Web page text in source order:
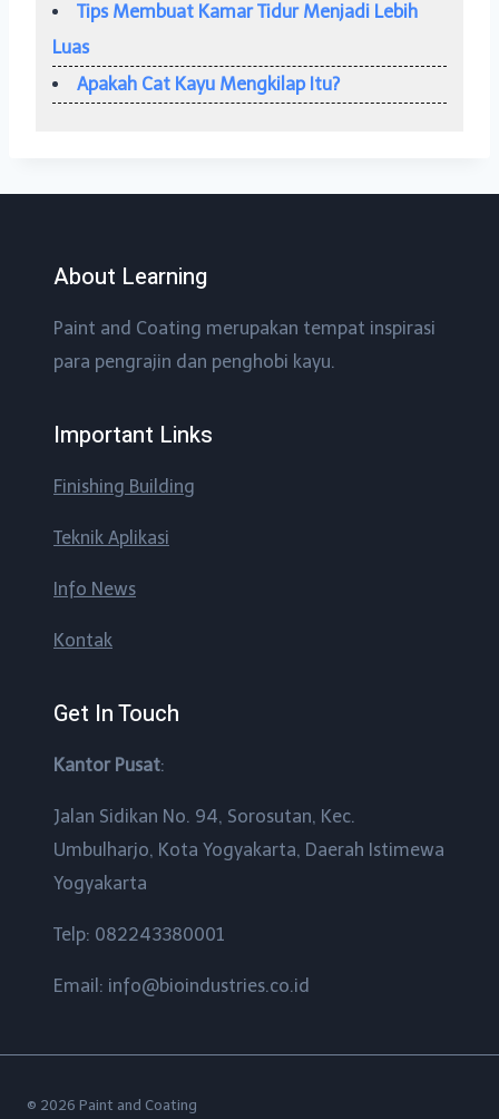
Tips Membuat Kamar Tidur Menjadi Lebih
Luas
Apakah Cat Kayu Mengkilap Itu?
About Learning
Paint and Coating merupakan tempat inspirasi
para pengrajin dan penghobi kayu.
Important Links
Finishing Building
Teknik Aplikasi
Info News
Kontak
Get In Touch
Kantor Pusat:
Jalan Sidikan No. 94, Sorosutan, Kec.
Umbulharjo, Kota Yogyakarta, Daerah Istimewa
Yogyakarta
Telp: 082243380001
Email: info@bioindustries.co.id
© 2026 Paint and Coating